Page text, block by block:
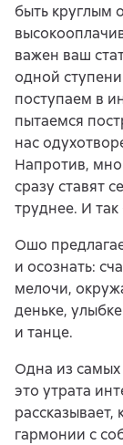
быть круглым
важен ваш
одной
поступаем в
пытаемся
нас
Напротив,
сразу ставят
труднее. И
Ошо
и осознать:
мелочи,
деньке,
и танце.
Одна из самых
это утрата
рассказывает,
гармонии с